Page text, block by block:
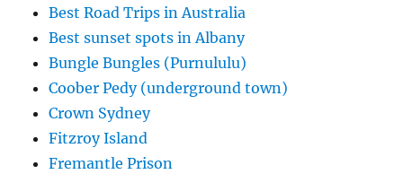
Best Road Trips in Australia
Best sunset spots in Albany
Bungle Bungles (Purnululu)
Coober Pedy (underground town)
Crown Sydney
Fitzroy Island
Fremantle Prison